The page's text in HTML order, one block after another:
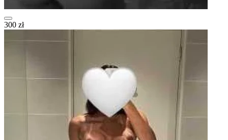
300 zł